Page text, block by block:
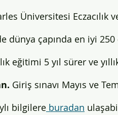
Üniversitesi Eczacılık
dünya çapında en iyi
eğitimi 5 yıl sürer ve
Giriş sınavı Mayıs ve
bilgilere buradan